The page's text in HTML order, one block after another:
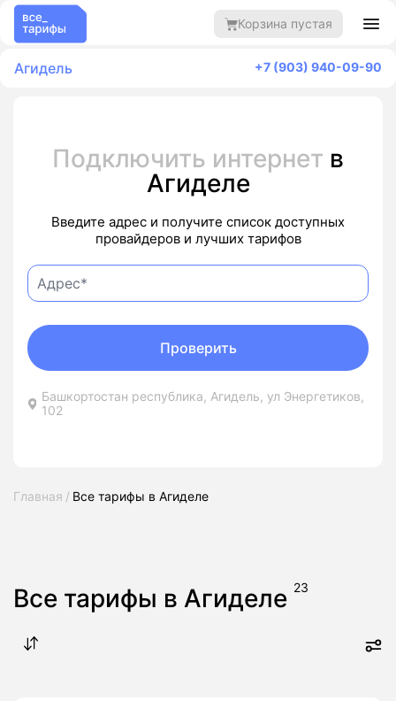
Корзина пустая
Агидель +7 (903) 940-09-90
Подключить интернет в
Агиделе
Введите адрес и получите список доступных
провайдеров и лучших тарифов
Башкортостан республика, Агидель, ул Энергетиков,
102
Проверить
Главная Все тарифы в Агиделе
Все тарифы в Агиделе 23